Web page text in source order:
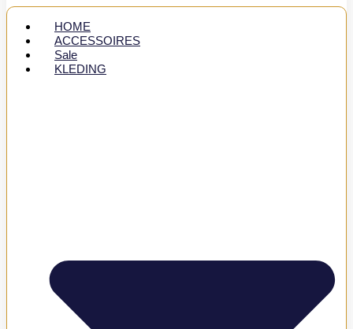
HOME
ACCESSOIRES
Sale
KLEDING